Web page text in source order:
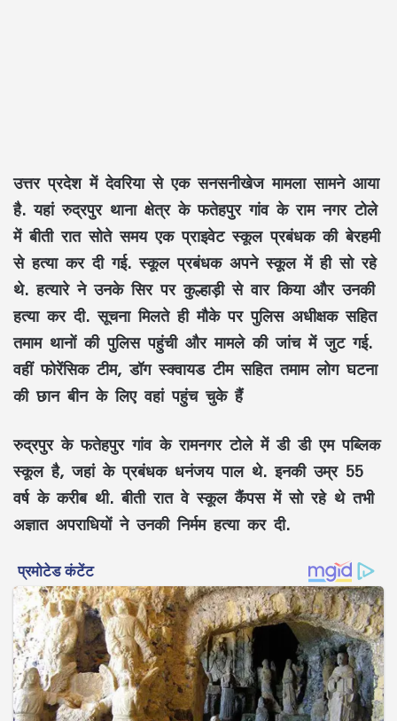
उत्तर प्रदेश में देवरिया से एक सनसनीखेज मामला सामने आया
है. यहां रुद्रपुर थाना क्षेत्र के फतेहपुर गांव के राम नगर टोले
में बीती रात सोते समय एक प्राइवेट स्कूल प्रबंधक की बेरहमी
से हत्या कर दी गई. स्कूल प्रबंधक अपने स्कूल में ही सो रहे
थे. हत्यारे ने उनके सिर पर कुल्हाड़ी से वार किया और उनकी
हत्या कर दी. सूचना मिलते ही मौके पर पुलिस अधीक्षक सहित
तमाम थानों की पुलिस पहुंची और मामले की जांच में जुट गई.
वहीं फोरेंसिक टीम, डॉग स्क्वायड टीम सहित तमाम लोग घटना
की छान बीन के लिए वहां पहुंच चुके हैं
रुद्रपुर के फतेहपुर गांव के रामनगर टोले में डी डी एम पब्लिक
स्कूल है, जहां के प्रबंधक धनंजय पाल थे. इनकी उम्र 55
वर्ष के करीब थी. बीती रात वे स्कूल कैंपस में सो रहे थे तभी
अज्ञात अपराधियों ने उनकी निर्मम हत्या कर दी.